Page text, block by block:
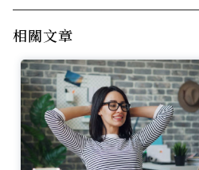
相關文章